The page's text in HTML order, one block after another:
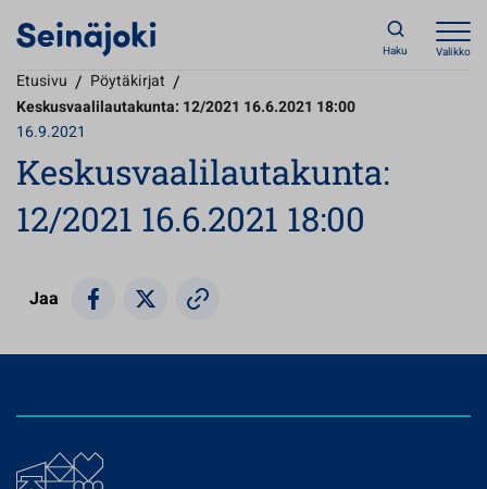
Haku Valikko
Etusivu / Pöytäkirjat /
Keskusvaalilautakunta: 12/2021 16.6.2021 18:00
16.9.2021
Keskusvaalilautakunta:
12/2021 16.6.2021 18:00
Jaa